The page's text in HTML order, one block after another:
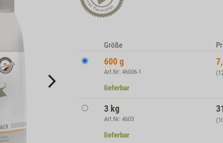
Größe
600 g
Art.Nr: 46006-1
lieferbar
3 kg
Art.Nr: 4603
lieferbar